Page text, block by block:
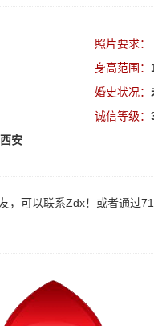
照片要求：
身高范围：
婚史状况：
诚信等级：
安
，可以联系Zdx！或者通过